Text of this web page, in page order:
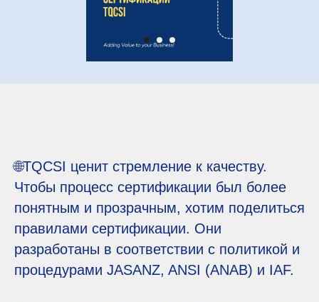
🌐TQCSI ценит стремление к качеству.
Чтобы процесс сертификации был более
понятным и прозрачным, хотим поделиться
правилами сертификации. Они
разработаны в соответствии с политикой и
процедурами JASANZ, ANSI (ANAB) и IAF.